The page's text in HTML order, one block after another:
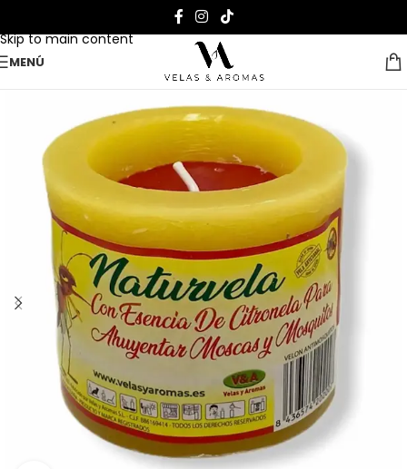
Skip to main content
MENÚ